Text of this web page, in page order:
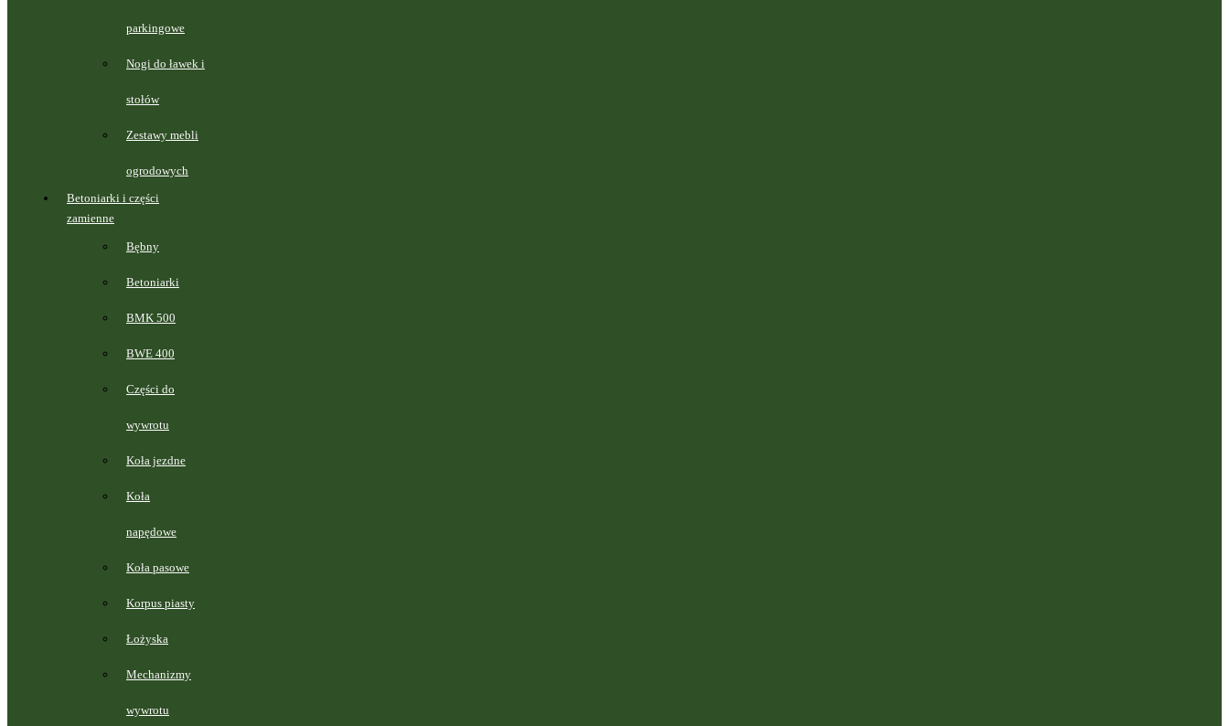
parkingowe
Nogi do ławek i
stołów
Zestawy mebli
ogrodowych
Betoniarki i części
zamienne
Bębny
Betoniarki
BMK 500
BWE 400
Części do
wywrotu
Koła jezdne
Koła
napędowe
Koła pasowe
Korpus piasty
Łożyska
Mechanizmy
wywrotu